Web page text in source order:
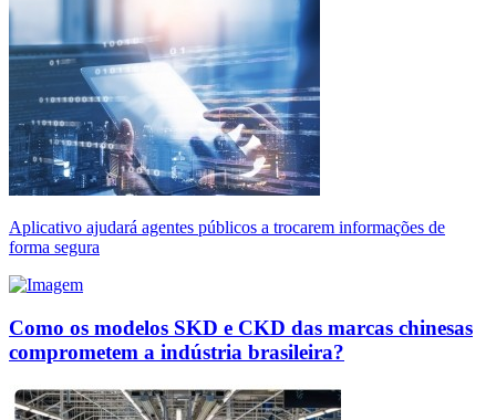
Aplicativo ajudará agentes públicos a trocarem informações de
forma segura
Como os modelos SKD e CKD das marcas chinesas
comprometem a indústria brasileira?